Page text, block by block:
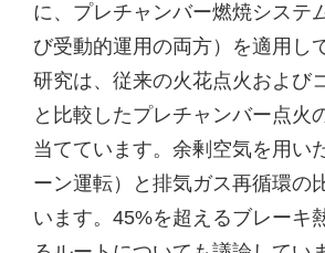
に、プレチャンバー燃焼システ
び受動的運用の両方）を適用し
研究は、従来の火花点火および
と比較したプレチャンバー点火
当てています。余剰空気を用い
ーン運転）と排気ガス再循環の
います。45%を超えるブレーキ